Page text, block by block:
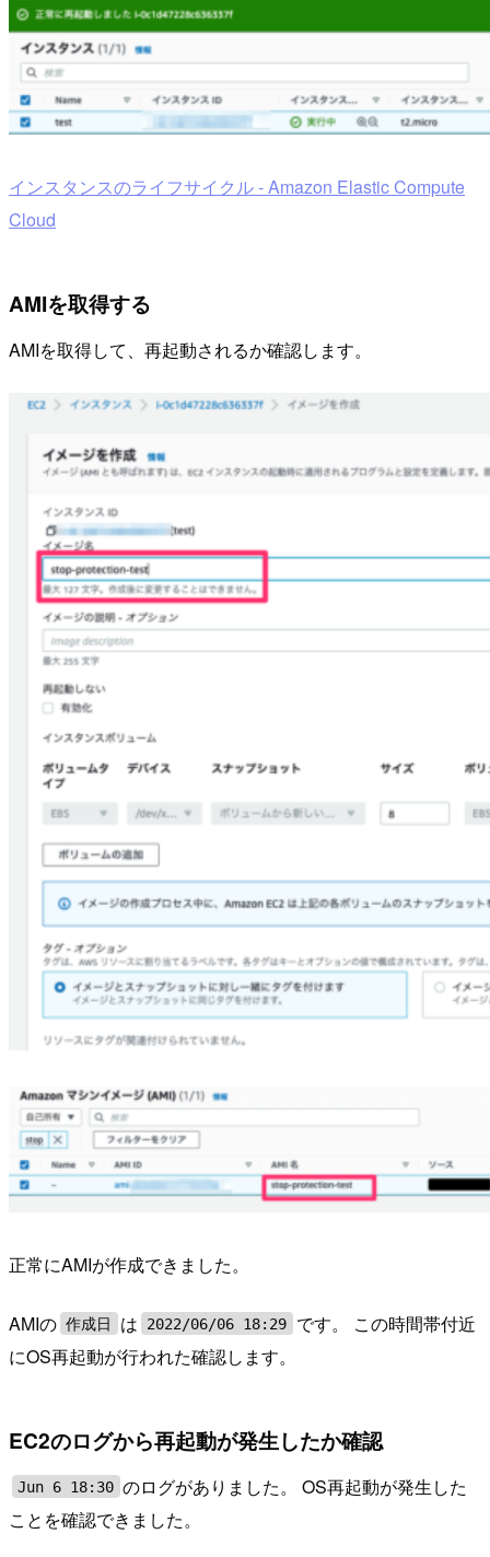
インスタンスのライフサイクル - Amazon Elastic Compute
Cloud
AMIを取得する
AMIを取得して、再起動されるか確認します。
正常にAMIが作成できました。
AMIの 作成日 は 2022/06/06 18:29
です。 この時間帯付近
にOS再起動が行われた確認します。
EC2のログから再起動が発生したか確認
Jun 6 18:30 のログがありました。 OS再起動が発生した
ことを確認できました。